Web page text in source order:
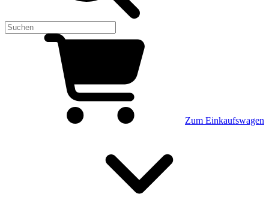
Zum Einkaufswagen